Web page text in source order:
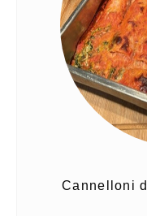
Cannelloni